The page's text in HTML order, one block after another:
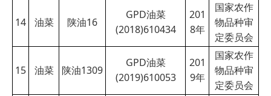
14 油菜 陕油16
GPD油菜
(2018)610434
201
8年
国家农作
物品种审
定委员会
15 油菜 陕油1309
GPD油菜
(2019)610053
201
9年
国家农作
物品种审
定委员会